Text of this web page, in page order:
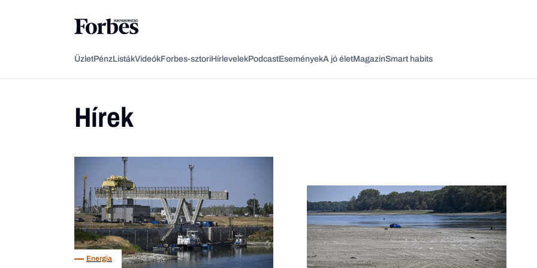
Vagy fedezze fel a következő témákat
Üzlet Pénz Zöld Legyél jobb!
ÜzletPénzListákVideókForbes-sztoriHírlevelekPodcastEseményekA jó életMagazinSmart habits
Hírek
Energia